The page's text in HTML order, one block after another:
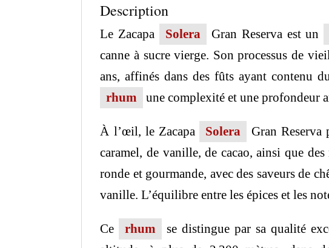
Description
Le Zacapa Solera Gran Reserva est un
canne à sucre vierge. Son processus de
ans, affinés dans des fûts ayant contenu
rhum
une complexité et une profondeur
À l’œil, le Zacapa Solera
Gran
caramel, de vanille, de cacao, ainsi que
ronde et gourmande, avec des saveurs de
vanille. L’équilibre entre les épices et les
Ce rhum
se distingue par sa qualité